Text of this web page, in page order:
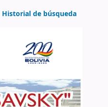
Historial de búsqueda